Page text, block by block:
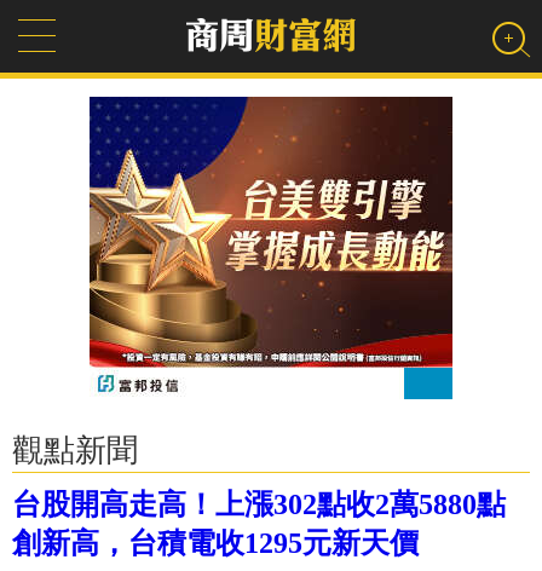
觀點新聞
台股開高走高！上漲302點收2萬5880點
創新高，台積電收1295元新天價